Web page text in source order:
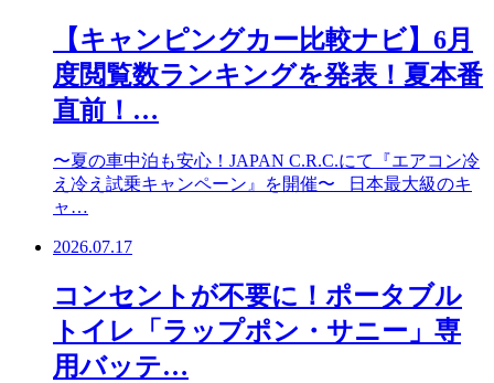
【キャンピングカー比較ナビ】6月
度閲覧数ランキングを発表！夏本番
直前！…
〜夏の車中泊も安心！JAPAN C.R.C.にて『エアコン冷
え冷え試乗キャンペーン』を開催〜 日本最大級のキ
ャ…
2026.07.17
コンセントが不要に！ポータブル
トイレ「ラップポン・サニー」専
用バッテ…